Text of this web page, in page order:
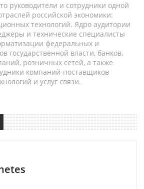
руководители и сотрудники одной
российской экономики:
технологий. Ядро аудитории
и технические специалисты
федеральных и
государственной власти, банков,
розничных сетей, а также
компаний-поставщиков
и услуг связи.